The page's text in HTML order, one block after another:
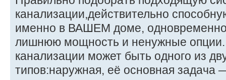
канализации,действительно
именно в ВАШЕМ доме, одновременно
лишнюю мощность и ненужные
канализации может быть одного из
типов:наружная, её основная задача